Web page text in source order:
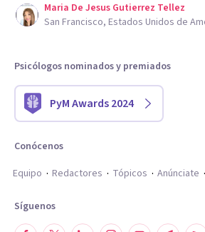
Maria De Jesus Gutierrez Tellez
San Francisco, Estados Unidos de
Psicólogos nominados y premiados
PyM Awards 2024
Conócenos
Equipo
Redactores Tópicos Anúnciate
Síguenos